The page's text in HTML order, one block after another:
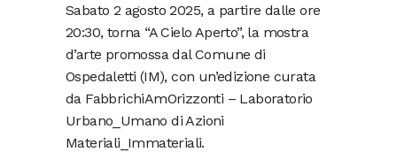
Sabato 2 agosto 2025, a partire dalle ore
20:30, torna “A Cielo Aperto”, la mostra
d’arte promossa dal Comune di
Ospedaletti (IM), con un’edizione curata
da FabbrichiAmOrizzonti – Laboratorio
Urbano_Umano di Azioni
Materiali_Immateriali.